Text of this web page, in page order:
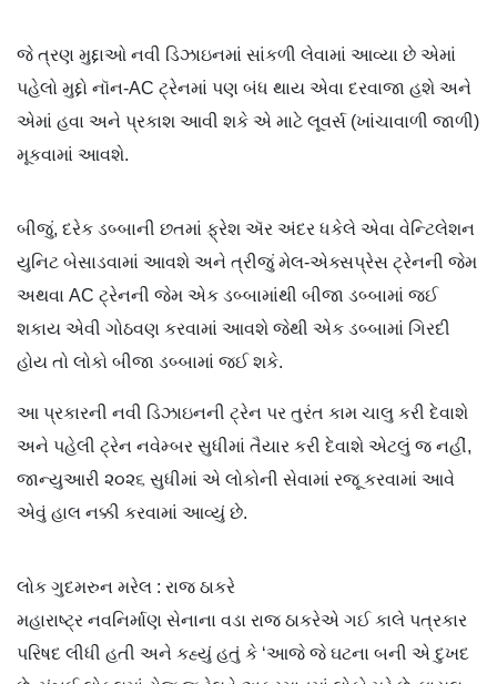
જે ત્રણ મુદ્દાઓ નવી ડિઝાઇનમાં સાંકળી લેવામાં આવ્યા છે એમાં
પહેલો મુદ્દો નૉન-AC ટ્રેનમાં પણ બંધ થાય એવા દરવાજા હશે અને
એમાં હવા અને પ્રકાશ આવી શકે એ માટે લૂવર્સ (ખાંચાવાળી​ જાળી)
મૂકવામાં આવશે.
બીજું, દરેક ડબ્બાની છતમાં ફ્રેશ ઍર અંદર ધકેલે એવા વેન્ટિલેશન
યુનિટ બેસાડવામાં આવશે અને ત્રીજું મેલ-એક્સપ્રેસ ટ્રેનની જેમ
અથવા AC ટ્રેનની જેમ એક ડબ્બામાંથી બીજા ડબ્બામાં જઈ
શકાય એવી ગોઠવણ કરવામાં આવશે જેથી એક ડબ્બામાં ગિરદી
હોય તો લોકો બીજા ડબ્બામાં જઈ શકે.
આ પ્રકારની નવી ડિઝાઇનની ટ્રેન પર તુરંત કામ ચાલુ કરી દેવાશે
અને પહેલી ટ્રેન નવેમ્બર સુધીમાં તૈયાર કરી દેવાશે એટલું જ નહીં,
જાન્યુઆરી ૨૦૨૬ સુધીમાં એ લોકોની સેવામાં રજૂ કરવામાં આવે
એવું હાલ નક્કી કરવામાં આવ્યું છે.
લોક ગુદમરુન મરેલ : રાજ ઠાકરે
મહારાષ્ટ્ર નવનિર્માણ સેનાના વડા રાજ ઠાકરેએ ગઈ કાલે પત્રકાર
પરિષદ લીધી હતી અને કહ્યું હતું કે ‘આજે જે ઘટના બની એ દુખદ